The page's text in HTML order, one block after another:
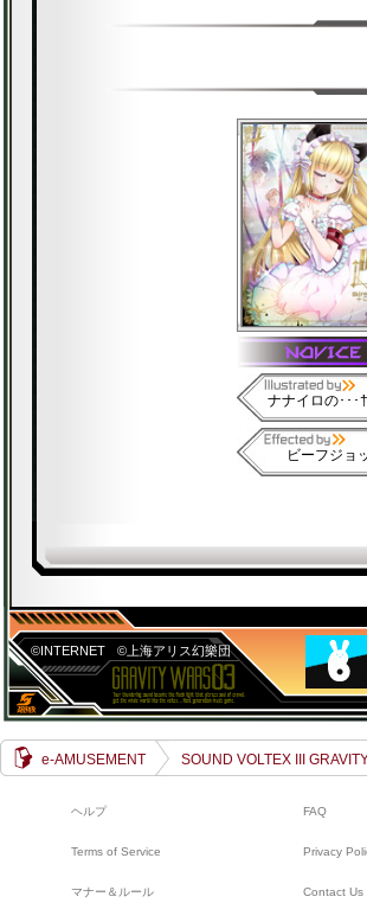
ナナイロの･･･
ビーフジョ
©INTERNET ©上海アリス幻樂団
e-AMUSEMENT SOUND VOLTEX III
ヘルプ FAQ
Terms of Service Privacy
マナー＆ルール Contact Us